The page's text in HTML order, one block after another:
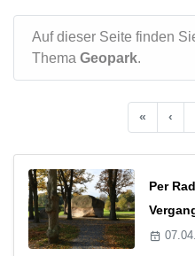
Auf dieser Seite finden
Thema Geopark.
« ‹
Per